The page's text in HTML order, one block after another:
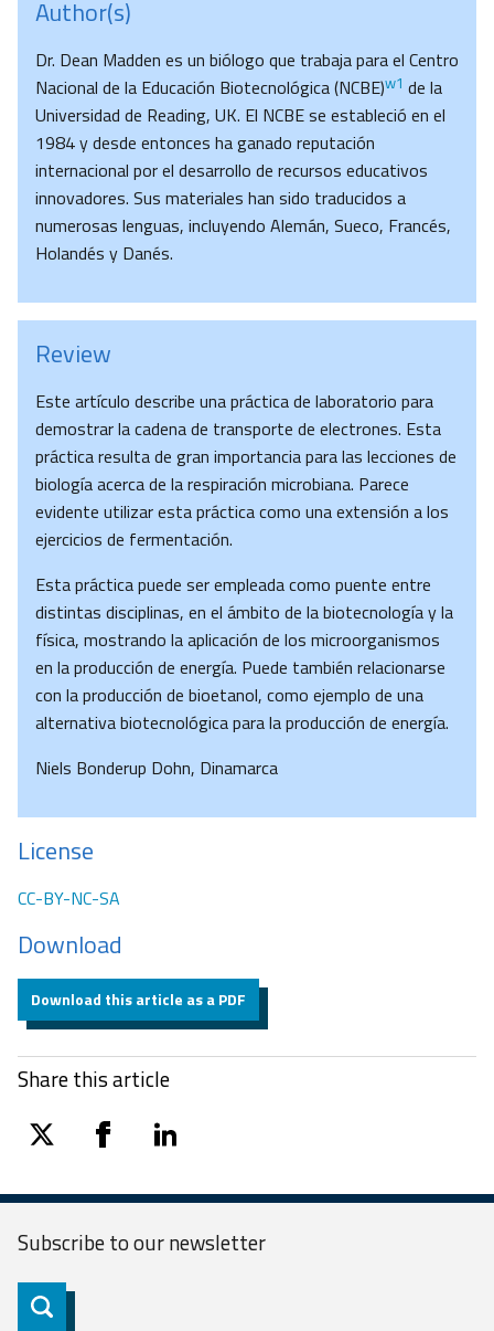
Author(s)
Dr. Dean Madden es un biólogo que trabaja para el Centro
Nacional de la Educación Biotecnológica (NCBE)w1 de la
Universidad de Reading, UK. El NCBE se estableció en el
1984 y desde entonces ha ganado reputación
internacional por el desarrollo de recursos educativos
innovadores. Sus materiales han sido traducidos a
numerosas lenguas, incluyendo Alemán, Sueco, Francés,
Holandés y Danés.
Review
Este artículo describe una práctica de laboratorio para
demostrar la cadena de transporte de electrones. Esta
práctica resulta de gran importancia para las lecciones de
biología acerca de la respiración microbiana. Parece
evidente utilizar esta práctica como una extensión a los
ejercicios de fermentación.
Esta práctica puede ser empleada como puente entre
distintas disciplinas, en el ámbito de la biotecnología y la
física, mostrando la aplicación de los microorganismos
en la producción de energía. Puede también relacionarse
con la producción de bioetanol, como ejemplo de una
alternativa biotecnológica para la producción de energía.
Niels Bonderup Dohn, Dinamarca
License
CC-BY-NC-SA
Download
Download this article as a PDF
Share this article
twitter facebooklinkedin
Subscribe to ournewsletter
Subscribe